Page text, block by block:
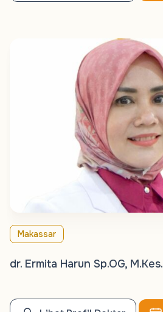
Makassar
dr. Ermita Harun Sp.OG, M.Kes.